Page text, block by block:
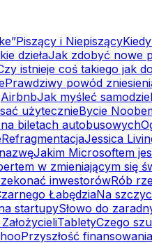
Piszący i Niepiszący
dziełaJak zdobyć nowe
istnieje coś takiego jak
Prawdziwy powód
AirbnbJak myśleć
użytecznieBycie
biletach autobusowych
RefragmentacjaJessica
Jakim Microsoftem
w zmieniającym się
inwestorówRób
ŁabędziaNa
startupySłowo do
TabletyCzego
Przyszłość